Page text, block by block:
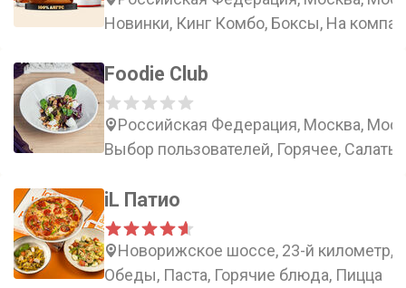
Новинки, Кинг Комбо, Боксы, На
Foodie Club
Российская Федерация, Москва,
Выбор пользователей, Горячее,
iL Патио
Новорижское шоссе, 23-й километр,
Обеды, Паста, Горячие блюда, Пицца